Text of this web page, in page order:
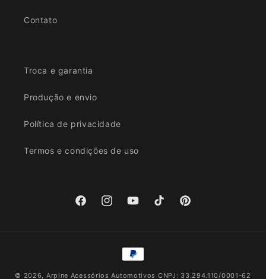
Contato
Troca e garantia
Produção e envio
Política de privacidade
Termos e condições de uso
FacebookInstagramYouTubeTikTok Pinterest
Formas
© 2026, Arpine Acessórios Automotivos CNPJ: 33.294.110/0001-62